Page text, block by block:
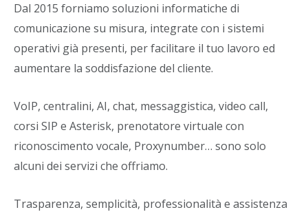
Dal 2015 forniamo soluzioni informatiche di
comunicazione su misura, integrate con i sistemi
operativi già presenti, per facilitare il tuo lavoro ed
aumentare la soddisfazione del cliente.
VoIP, centralini, AI, chat, messaggistica, video call,
corsi SIP e Asterisk, prenotatore virtuale con
riconoscimento vocale, Proxynumber… sono solo
alcuni dei servizi che offriamo.
Trasparenza, semplicità, professionalità e assistenza